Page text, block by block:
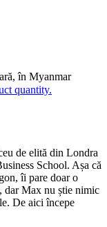
în Myanmar
quantity.
de elită din Londra
School. Așa că
îi pare doar o
dar Max nu știe nimic
De aici începe